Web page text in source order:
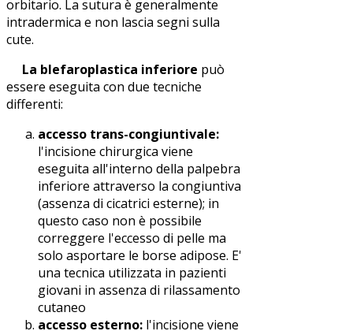
orbitario. La sutura è generalmente
intradermica e non lascia segni sulla
cute.
La blefaroplastica inferiore può
essere eseguita con due tecniche
differenti:
accesso trans-congiuntivale:
l'incisione chirurgica viene
eseguita all'interno della palpebra
inferiore attraverso la congiuntiva
(assenza di cicatrici esterne); in
questo caso non è possibile
correggere l'eccesso di pelle ma
solo asportare le borse adipose. E'
una tecnica utilizzata in pazienti
giovani in assenza di rilassamento
cutaneo
accesso esterno: l'incisione viene